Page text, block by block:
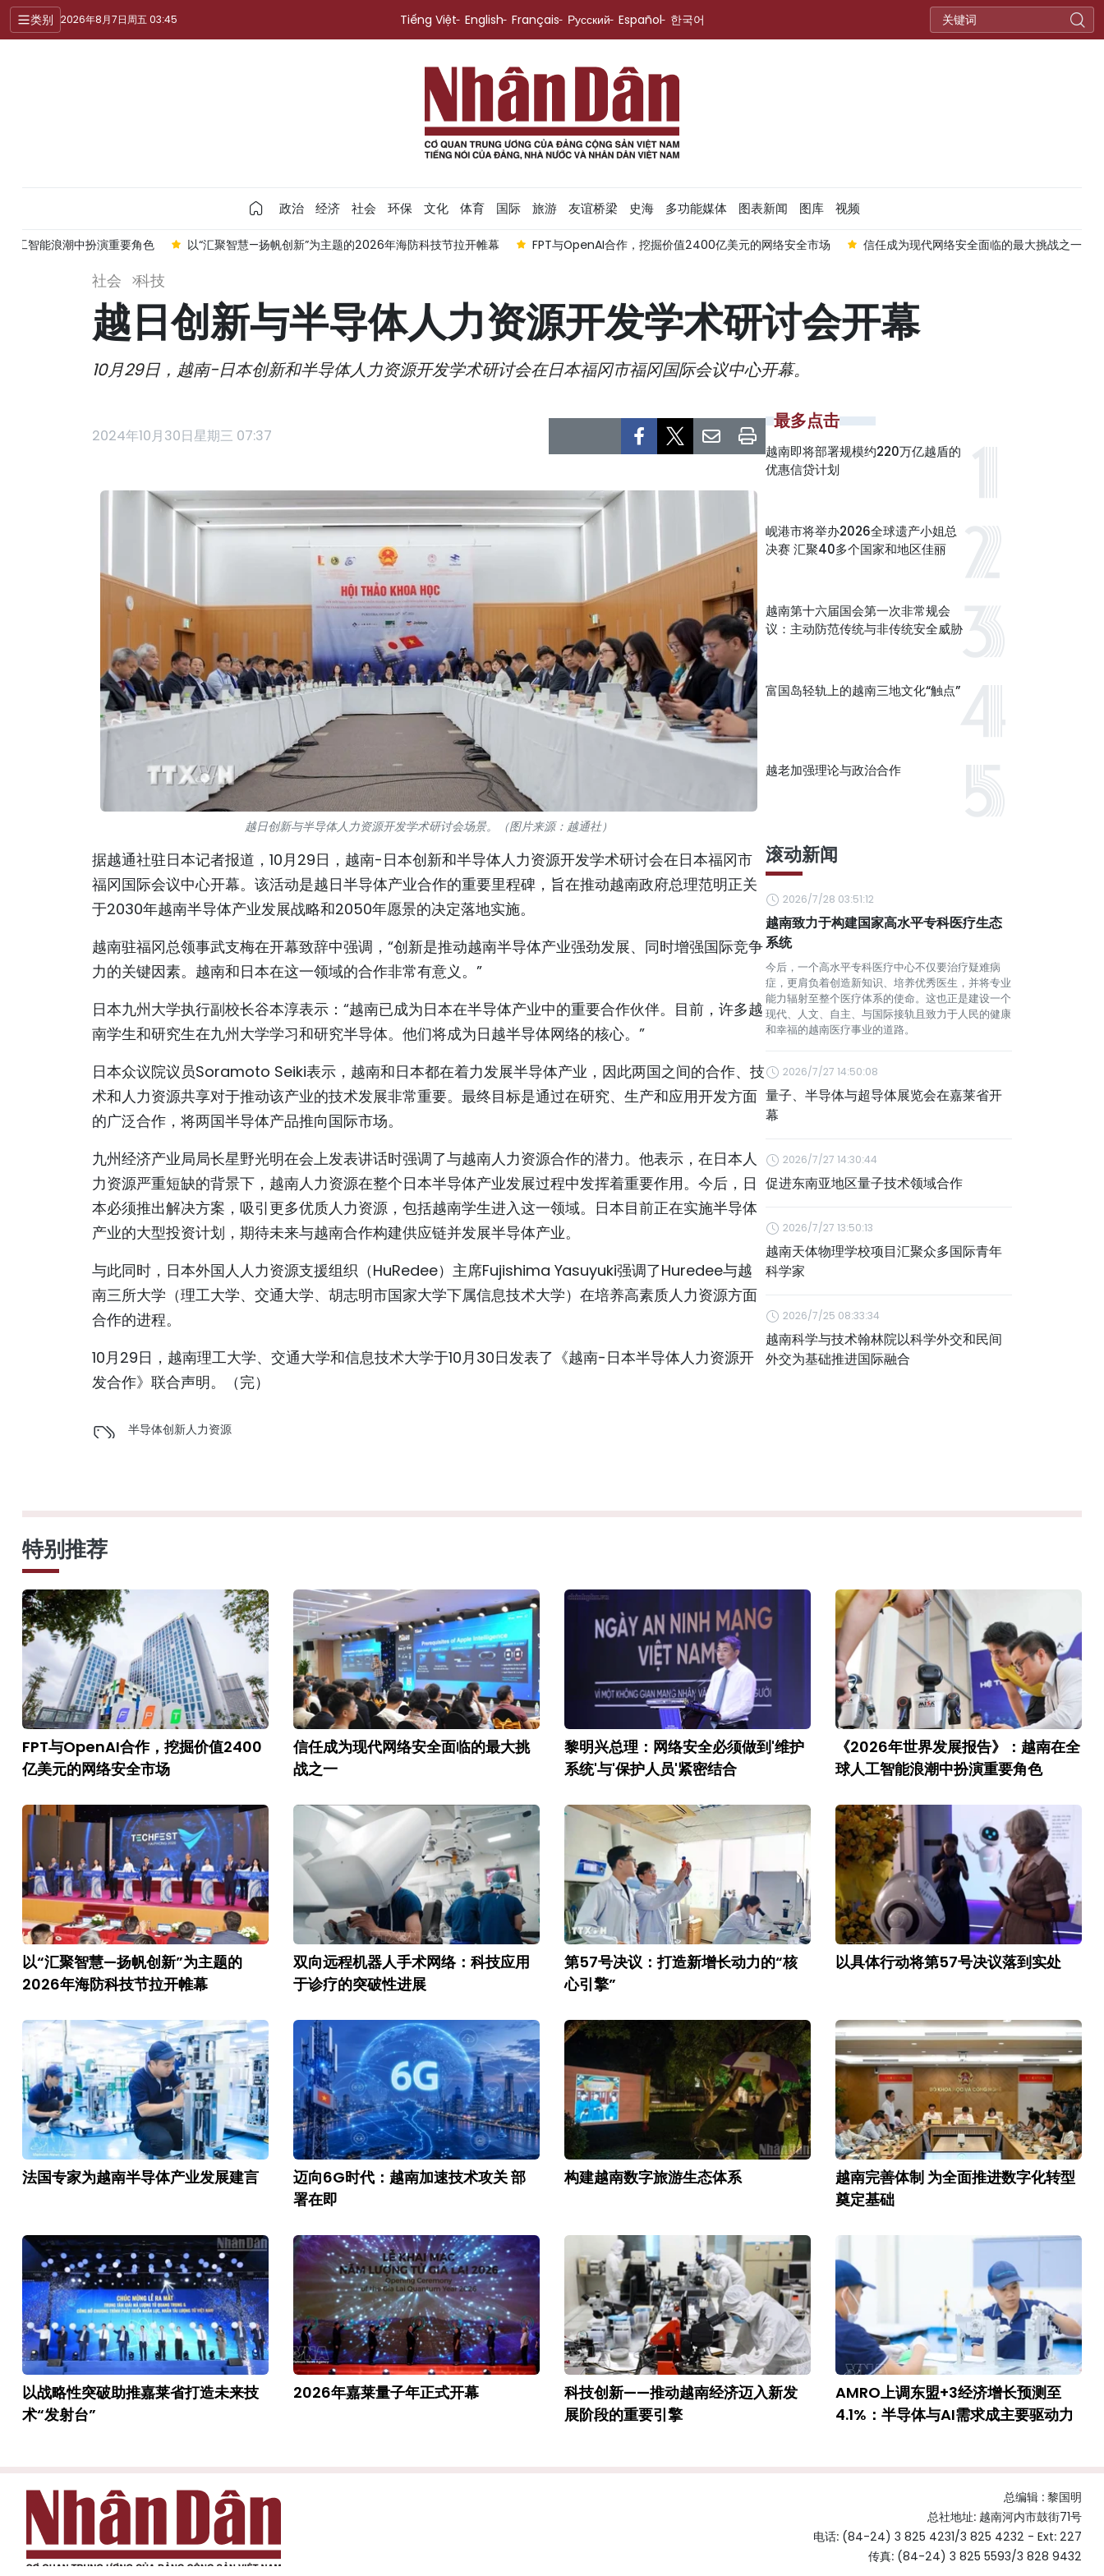
类别 2026年8月7日周五 03:45 Tiếng Việt English Français Русский Español 한국어
政治 经济 社会 环保 文化 体育 国际 旅游 友谊桥梁 史海 多功能媒体 图表新闻 图库 视频
工智能浪潮中扮演重要角色 以“汇聚智慧—扬帆创新”为主题的2026年海防科技节拉开帷幕 FPT与OpenAI合作，挖掘价值2400亿美元的网络安全市场 信任成为现代网络安全面临的最大挑战之一
社会 科技
越日创新与半导体人力资源开发学术研讨会开幕
10月29日，越南-日本创新和半导体人力资源开发学术研讨会在日本福冈市福冈国际会议中心开幕。
2024年10月30日星期三 07:37
越日创新与半导体人力资源开发学术研讨会场景。（图片来源：越通社）
据越通社驻日本记者报道，10月29日，越南-日本创新和半导体人力资源开发学术研讨会在日本福冈市
福冈国际会议中心开幕。该活动是越日半导体产业合作的重要里程碑，旨在推动越南政府总理范明正关
于2030年越南半导体产业发展战略和2050年愿景的决定落地实施。
越南驻福冈总领事武支梅在开幕致辞中强调，“创新是推动越南半导体产业强劲发展、同时增强国际竞争
力的关键因素。越南和日本在这一领域的合作非常有意义。”
日本九州大学执行副校长谷本淳表示：“越南已成为日本在半导体产业中的重要合作伙伴。目前，许多越
南学生和研究生在九州大学学习和研究半导体。他们将成为日越半导体网络的核心。”
日本众议院议员Soramoto Seiki表示，越南和日本都在着力发展半导体产业，因此两国之间的合作、技
术和人力资源共享对于推动该产业的技术发展非常重要。最终目标是通过在研究、生产和应用开发方面
的广泛合作，将两国半导体产品推向国际市场。
九州经济产业局局长星野光明在会上发表讲话时强调了与越南人力资源合作的潜力。他表示，在日本人
力资源严重短缺的背景下，越南人力资源在整个日本半导体产业发展过程中发挥着重要作用。今后，日
本必须推出解决方案，吸引更多优质人力资源，包括越南学生进入这一领域。日本目前正在实施半导体
产业的大型投资计划，期待未来与越南合作构建供应链并发展半导体产业。
与此同时，日本外国人人力资源支援组织（HuRedee）主席Fujishima Yasuyuki强调了Huredee与越
南三所大学（理工大学、交通大学、胡志明市国家大学下属信息技术大学）在培养高素质人力资源方面
合作的进程。
10月29日，越南理工大学、交通大学和信息技术大学于10月30日发表了《越南-日本半导体人力资源开
发合作》联合声明。（完）
半导体创新人力资源
最多点击
越南即将部署规模约220万亿越盾的
优惠信贷计划
岘港市将举办2026全球遗产小姐总
决赛 汇聚40多个国家和地区佳丽
越南第十六届国会第一次非常规会
议：主动防范传统与非传统安全威胁
富国岛轻轨上的越南三地文化“触点”
越老加强理论与政治合作
滚动新闻
2026/7/28 03:51:12
越南致力于构建国家高水平专科医疗生态
系统
今后，一个高水平专科医疗中心不仅要治疗疑难病
症，更肩负着创造新知识、培养优秀医生，并将专业
能力辐射至整个医疗体系的使命。这也正是建设一个
现代、人文、自主、与国际接轨且致力于人民的健康
和幸福的越南医疗事业的道路。
2026/7/27 14:50:08
量子、半导体与超导体展览会在嘉莱省开
幕
2026/7/27 14:30:44
促进东南亚地区量子技术领域合作
2026/7/27 13:50:13
越南天体物理学校项目汇聚众多国际青年
科学家
2026/7/25 08:33:34
越南科学与技术翰林院以科学外交和民间
外交为基础推进国际融合
特别推荐
FPT与OpenAI合作，挖掘价值2400
亿美元的网络安全市场
信任成为现代网络安全面临的最大挑
战之一
黎明兴总理：网络安全必须做到'维护
系统'与'保护人员'紧密结合
《2026年世界发展报告》：越南在全
球人工智能浪潮中扮演重要角色
以“汇聚智慧—扬帆创新”为主题的
2026年海防科技节拉开帷幕
双向远程机器人手术网络：科技应用
于诊疗的突破性进展
第57号决议：打造新增长动力的“核
心引擎”
以具体行动将第57号决议落到实处
法国专家为越南半导体产业发展建言
迈向6G时代：越南加速技术攻关 部
署在即
构建越南数字旅游生态体系
越南完善体制 为全面推进数字化转型
奠定基础
以战略性突破助推嘉莱省打造未来技
术“发射台”
2026年嘉莱量子年正式开幕
科技创新——推动越南经济迈入新发
展阶段的重要引擎
AMRO上调东盟+3经济增长预测至
4.1%：半导体与AI需求成主要驱动力
总编辑 : 黎国明
总社地址: 越南河内市鼓街71号
电话: (84-24) 3 825 4231/3 825 4232 - Ext: 227
传真: (84-24) 3 825 5593/3 828 9432